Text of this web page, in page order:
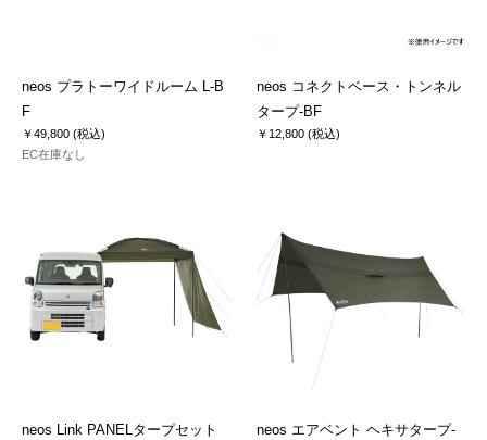
neos プラトーワイドルーム L-B
F
￥49,800 (税込)
EC在庫なし
neos コネクトベース・トンネル
タープ-BF
￥12,800 (税込)
neos Link PANELタープセット
neos エアベント ヘキサタープ-